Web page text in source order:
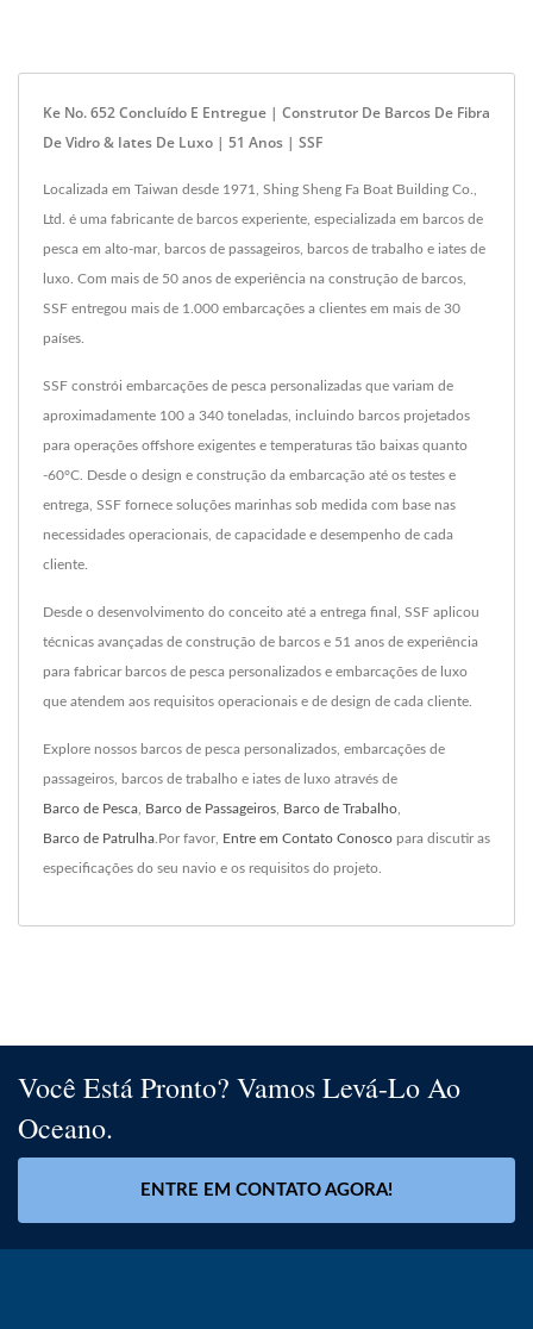
Ke No. 652 Concluído E Entregue | Construtor De Barcos De Fibra
De Vidro & Iates De Luxo | 51 Anos | SSF
Localizada em Taiwan desde 1971, Shing Sheng Fa Boat Building Co.,
Ltd. é uma fabricante de barcos experiente, especializada em barcos de
pesca em alto-mar, barcos de passageiros, barcos de trabalho e iates de
luxo. Com mais de 50 anos de experiência na construção de barcos,
SSF entregou mais de 1.000 embarcações a clientes em mais de 30
países.
SSF constrói embarcações de pesca personalizadas que variam de
aproximadamente 100 a 340 toneladas, incluindo barcos projetados
para operações offshore exigentes e temperaturas tão baixas quanto
-60°C. Desde o design e construção da embarcação até os testes e
entrega, SSF fornece soluções marinhas sob medida com base nas
necessidades operacionais, de capacidade e desempenho de cada
cliente.
Desde o desenvolvimento do conceito até a entrega final, SSF aplicou
técnicas avançadas de construção de barcos e 51 anos de experiência
para fabricar barcos de pesca personalizados e embarcações de luxo
que atendem aos requisitos operacionais e de design de cada cliente.
Explore nossos barcos de pesca personalizados, embarcações de
passageiros, barcos de trabalho e iates de luxo através de
Barco de Pesca, Barco de Passageiros, Barco de Trabalho,
Barco de Patrulha.Por favor, Entre em Contato Conosco para discutir as
especificações do seu navio e os requisitos do projeto.
Você Está Pronto? Vamos Levá-Lo Ao
Oceano.
ENTRE EM CONTATO AGORA!